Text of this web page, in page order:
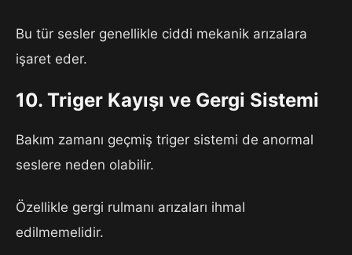
Bu tür sesler genellikle ciddi mekanik arızalara
işaret eder.
10. Triger Kayışı ve Gergi Sistemi
Bakım zamanı geçmiş triger sistemi de anormal
seslere neden olabilir.
Özellikle gergi rulmanı arızaları ihmal
edilmemelidir.